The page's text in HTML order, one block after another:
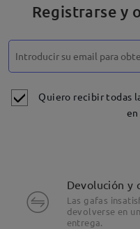
Registrarse y
Quiero recibir todas
Devolución y
Las gafas
devolverse en
entrega.